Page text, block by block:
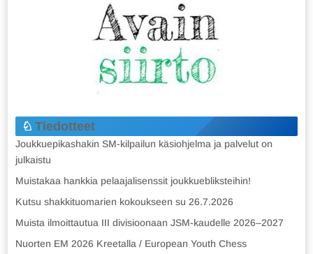
Tiedotteet
Joukkuepikashakin SM-kilpailun käsiohjelma ja palvelut on
julkaistu
Muistakaa hankkia pelaajalisenssit joukkuebliksteihin!
Kutsu shakkituomarien kokoukseen su 26.7.2026
Muista ilmoittautua III divisioonaan JSM-kaudelle 2026–2027
Nuorten EM 2026 Kreetalla / European Youth Chess